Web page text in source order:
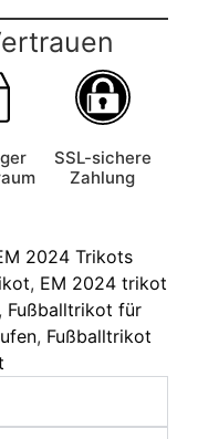
SSL-sichere
Zahlung
2024 Trikots
, EM 2024 trikot
Fußballtrikot für
, Fußballtrikot